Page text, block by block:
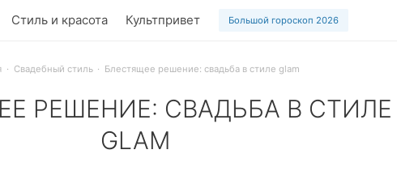
Стиль и красота Культпривет Большой гороскоп 2026
Свадебный стиль Блестящее решение: свадьба в стиле glam
РЕШЕНИЕ: СВАДЬБА В СТИЛЕ
GLAM